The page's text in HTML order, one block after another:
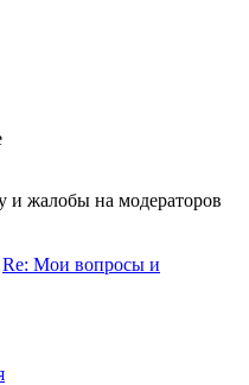
и жалобы на модераторов
Re: Мои вопросы и